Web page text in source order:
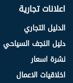
اعلانات تجارية
الدليل التجاري
دليل النجف السياحي
نشرة اسعار
اخلاقيات الاعمال